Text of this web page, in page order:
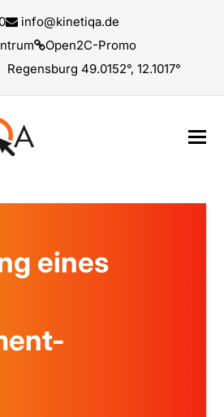
info@kinetiqa.de
Open2C-Promo
Regensburg 49.0152°, 12.1017°
eines